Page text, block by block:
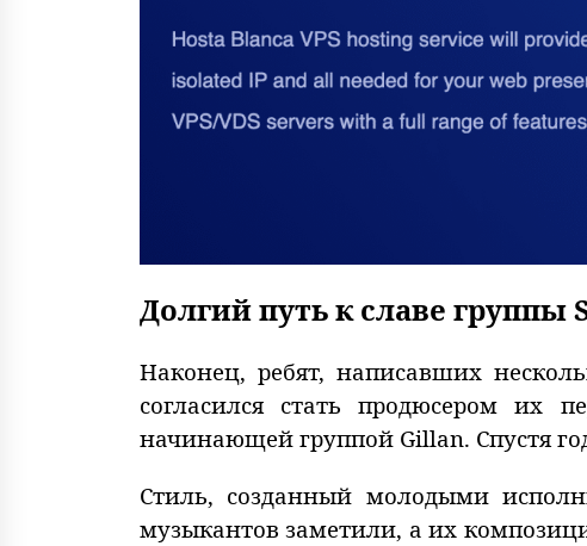
Долгий путь к славе группы
Наконец, ребят, написавших
согласился стать продюсером их
начинающей группой Gillan. Спустя
Стиль, созданный молодыми
музыкантов заметили, а их